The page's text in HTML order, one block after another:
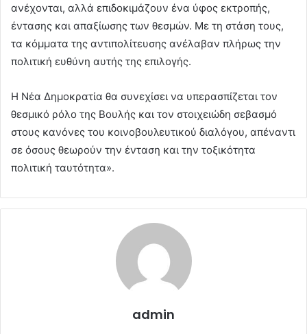
ανέχονται, αλλά επιδοκιμάζουν ένα ύφος εκτροπής,
έντασης και απαξίωσης των θεσμών. Με τη στάση τους,
τα κόμματα της αντιπολίτευσης ανέλαβαν πλήρως την
πολιτική ευθύνη αυτής της επιλογής.
Η Νέα Δημοκρατία θα συνεχίσει να υπερασπίζεται τον
θεσμικό ρόλο της Βουλής και τον στοιχειώδη σεβασμό
στους κανόνες του κοινοβουλευτικού διαλόγου, απέναντι
σε όσους θεωρούν την ένταση και την τοξικότητα
πολιτική ταυτότητα».
admin